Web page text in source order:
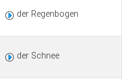
der Regenbogen
der Schnee